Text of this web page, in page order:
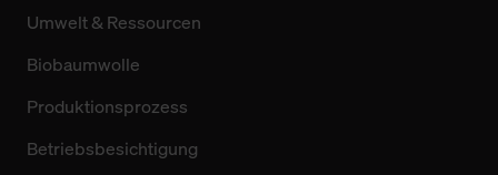
Umwelt & Ressourcen
Biobaumwolle
Produktionsprozess
Betriebsbesichtigung